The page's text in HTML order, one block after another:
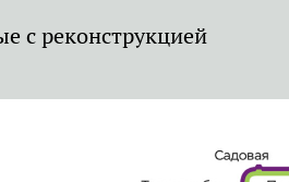
с реконструкцией